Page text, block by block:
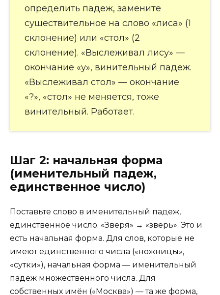
определить падеж, замените
существительное на слово «лиса» (1
склонение) или «стол» (2
склонение). «Выслеживал лису» —
окончание «у», винительный падеж.
«Выслеживал стол» — окончание
«?», «стол» не меняется, тоже
винительный. Работает.
Шаг 2: начальная форма
(именительный падеж,
единственное число)
Поставьте слово в именительный падеж,
единственное число. «Зверя» → «зверь». Это и
есть начальная форма. Для слов, которые не
имеют единственного числа («ножницы»,
«сутки»), начальная форма — именительный
падеж множественного числа. Для
собственных имён («Москва») — та же форма,